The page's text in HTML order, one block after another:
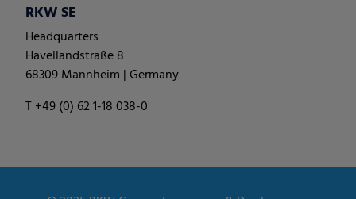
RKW SE
Headquarters
Havellandstraße 8
68309 Mannheim | Germany
T +49 (0) 62 1-18 038-0